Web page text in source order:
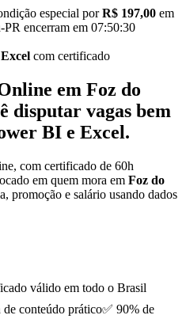
especial porR$ 197,00 em
PR encerram em 07:50:29
com certificado
em Foz do
disputar vagas bem
BI e Excel.
com certificado de 60h
em quem mora em Foz do
promoção e salário usando dados
válido em todo o Brasil
conteúdo prático✅ 90% de